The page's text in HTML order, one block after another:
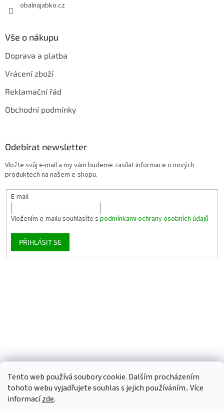
Tento web používá soubory cookie. Dalším procházením
tohoto webu vyjadřujete souhlas s jejich používáním.. Více
informacízde.
obalnajabko.cz
Vše o nákupu
Doprava a platba
Vrácení zboží
Reklamační řád
Obchodní podmínky
Odebírat newsletter
Vložte svůj e-mail a my vám budeme zasílat informace o nových
produktech na našem e-shopu.
E-mail
Vložením e-mailu souhlasíte s podmínkami ochrany osobních údajů
PŘIHLÁSIT SE